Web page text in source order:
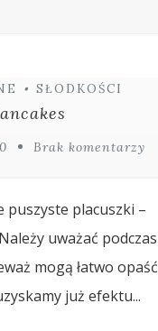
• SŁODKOŚCI
Brak komentarzy
puszyste placuszki –
uważać podczas
mogą łatwo opaść
już efektu...